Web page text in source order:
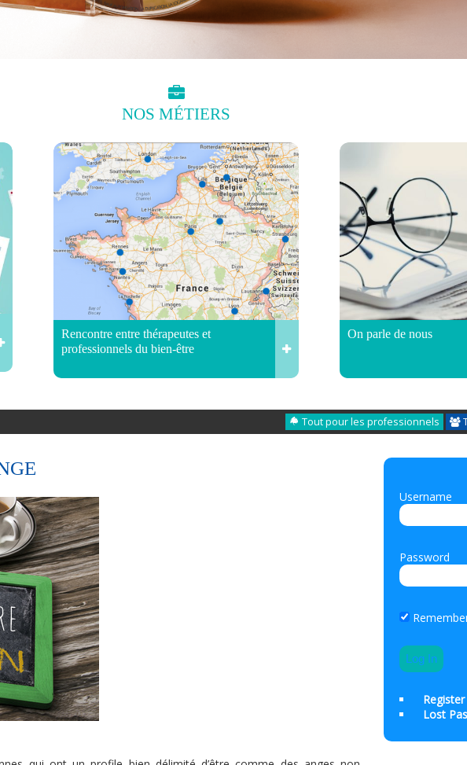
NOS MÉTIERS
Rencontre entre thérapeutes et
professionnels du bien-être
On parle de nous
Tout pour les professionnels
Username
Password
Register
Lost